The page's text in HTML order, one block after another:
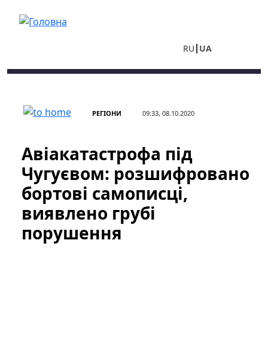
RU UA
РЕГІОНИ 09:33, 08.10.2020
Авіакатастрофа під
Чугуєвом: розшифровано
бортові самописці,
виявлено грубі
порушення